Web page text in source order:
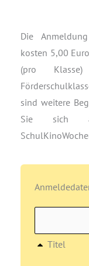
Die
kosten 5,00
(pro
sind weitere
Sie sich
Titel